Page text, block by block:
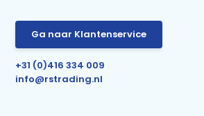
Ga naar Klantenservice
+31 (0)416 334 009
info@rstrading.nl